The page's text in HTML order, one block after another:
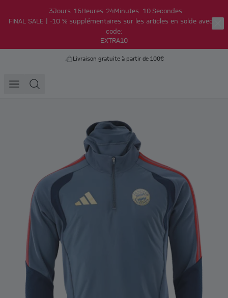
3Jours 16Heures 24Minutes 9 Secondes
FINAL SALE | -10 % supplémentaires sur les articles en solde avec le
code:
EXTRA10
Livraison gratuite à partir de 100€